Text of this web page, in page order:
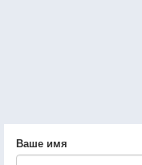
Ваше имя